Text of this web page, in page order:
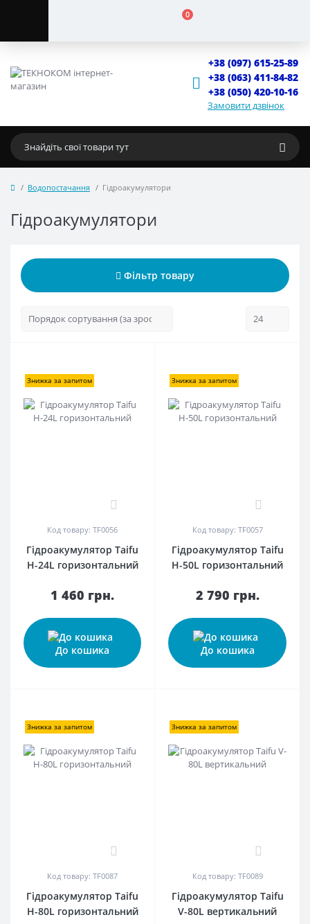
0
+38 (097) 615-25-89
+38 (063) 411-84-82
+38 (050) 420-10-16
Замовити дзвінок
Водопостачання Гідроакумулятори
Гідроакумулятори
Фільтр товару
Знижка за запитом
Код товару: TF0056
Гідроакумулятор Taifu
H-24L горизонтальний
1 460 грн.
До кошика
Знижка за запитом
Код товару: TF0057
Гідроакумулятор Taifu
H-50L горизонтальний
2 790 грн.
До кошика
Знижка за запитом
0
Код товару: TF0087
Гідроакумулятор Taifu
H-80L горизонтальний
Знижка за запитом
0
Код товару: TF0089
Гідроакумулятор Taifu
V-80L вертикальний